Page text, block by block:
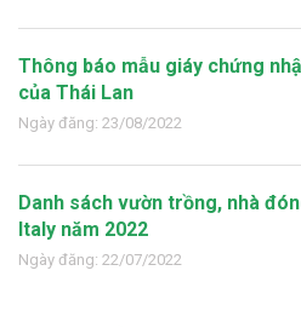
Thông báo mẫu giáy chứng
của Thái Lan
Ngày đăng: 23/08/2022
Danh sách vườn trồng, nhà
Italy năm 2022
Ngày đăng: 22/07/2022